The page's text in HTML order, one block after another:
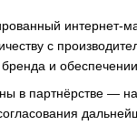
интернет-
с
и
в партнёрстве —